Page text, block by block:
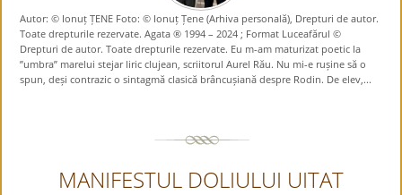
Autor: © Ionuț ȚENE Foto: © Ionuț Țene (Arhiva personală), Drepturi de autor.
Toate drepturile rezervate. Agata ® 1994 – 2024 ; Format Luceafărul ©
Drepturi de autor. Toate drepturile rezervate. Eu m-am maturizat poetic la
”umbra” marelui stejar liric clujean, scriitorul Aurel Rău. Nu mi-e rușine să o
spun, deși contrazic o sintagmă clasică brâncușiană despre Rodin. De elev,...
MANIFESTUL DOLIULUI UITAT